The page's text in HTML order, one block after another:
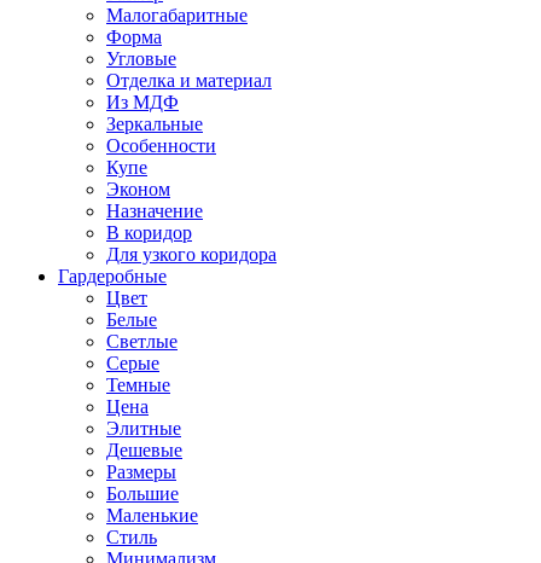
Малогабаритные
Форма
Угловые
Отделка и материал
Из МДФ
Зеркальные
Особенности
Купе
Эконом
Назначение
В коридор
Для узкого коридора
Гардеробные
Цвет
Белые
Светлые
Серые
Темные
Цена
Элитные
Дешевые
Размеры
Большие
Маленькие
Стиль
Минимализм